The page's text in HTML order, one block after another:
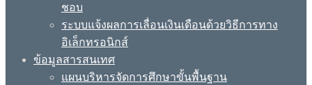
ชอบ
ระบบแจ้งผลการเลื่อนเงินเดือนด้วยวิธีการทาง
อิเล็กทรอนิกส์
ข้อมูลสารสนเทศ
แผนบริหารจัดการศึกษาขั้นพื้นฐาน